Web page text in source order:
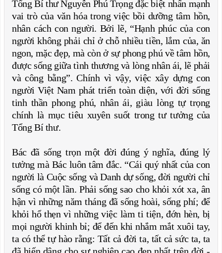
Tổng Bí thư Nguyễn Phú Trọng đặc biệt nhấn mạnh
vai trò của văn hóa trong việc bồi dưỡng tâm hồn,
nhân cách con người. Bởi lẽ, “Hạnh phúc của con
người không phải chỉ ở chỗ nhiều tiền, lắm của, ăn
ngon, mặc đẹp, mà còn ở sự phong phú về tâm hồn,
được sống giữa tình thương và lòng nhân ái, lẽ phải
và công bằng”. Chính vì vậy, việc xây dựng con
người Việt Nam phát triển toàn diện, với đời sống
tinh thần phong phú, nhân ái, giàu lòng tự trọng
chính là mục tiêu xuyên suốt trong tư tưởng của
Tổng Bí thư.
Bác đã sống trọn một đời đúng ý nghĩa, đúng lý
tưởng mà Bác luôn tâm đắc. “Cái quý nhất của con
người là Cuộc sống và Danh dự sống, đời người chỉ
sống có một lần. Phải sống sao cho khỏi xót xa, ân
hận vì những năm tháng đã sống hoài, sống phí; để
khỏi hổ thẹn vì những việc làm ti tiện, đớn hèn, bị
mọi người khinh bỉ; để đến khi nhắm mắt xuôi tay,
ta có thể tự hào rằng: Tất cả đời ta, tất cả sức ta, ta